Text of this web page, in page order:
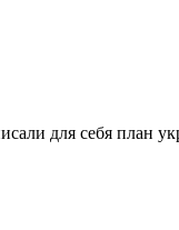
для себя план